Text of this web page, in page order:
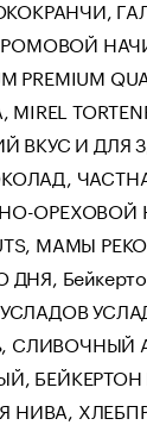
РОМОВОЙ
PREMIUM
ВКУС И
ОРЕХОВОЙ
МАМЫ
СЛИВОЧНЫЙ
БЕЙКЕРТОН
НИВА,